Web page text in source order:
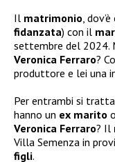
Il matrimonio,
fidanzata) con il
settembre del 2024.
Veronica Ferraro?
produttore e lei una
Per entrambi si
hanno un ex marito
Veronica Ferraro? Il
Villa Semenza in
figli.